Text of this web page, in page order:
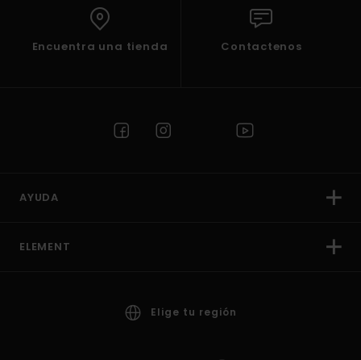
Encuentra una tienda Contactenos
AYUDA
ELEMENT
Elige tu región